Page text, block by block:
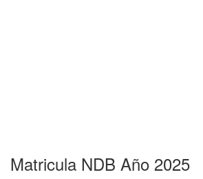
Matricula NDB Año 2025